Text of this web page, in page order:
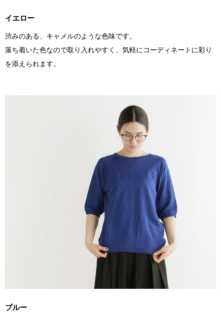
イエロー
渋みのある、キャメルのような色味です。
落ち着いた色なので取り入れやすく、気軽にコーディネートに彩り
を添えられます。
ブルー